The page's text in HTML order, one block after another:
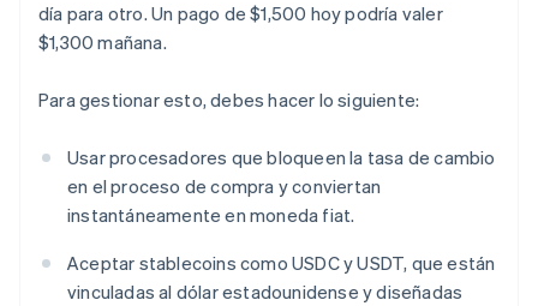
día para otro. Un pago de $1,500 hoy podría valer
$1,300 mañana.
Para gestionar esto, debes hacer lo siguiente:
Usar procesadores que bloqueen la tasa de cambio
en el proceso de compra y conviertan
instantáneamente en moneda fiat.
Aceptar stablecoins como USDC y USDT, que están
vinculadas al dólar estadounidense y diseñadas